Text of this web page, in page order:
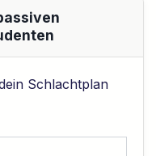
Schlachtplan